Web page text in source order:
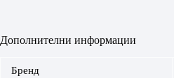
Дополнителни информации
Бренд